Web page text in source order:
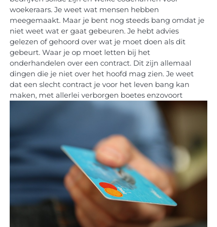
woekeraars. Je weet wat mensen hebben
meegemaakt. Maar je bent nog steeds bang omdat je
niet weet wat er gaat gebeuren. Je hebt advies
gelezen of gehoord over wat je moet doen als dit
gebeurt. Waar je op moet letten bij het
onderhandelen over een contract. Dit zijn allemaal
dingen die je niet over het hoofd mag zien. Je weet
dat een slecht contract je voor het leven bang kan
maken, met allerlei verborgen boetes enzovoort